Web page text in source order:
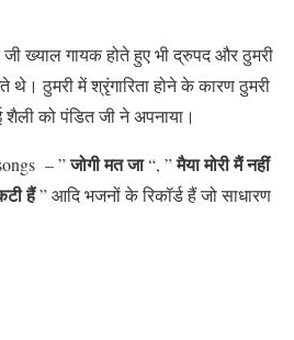
ख्याल गायक होते हुए भी द्रुपद और ठुमरी
थे। ठुमरी में श्रृंगारिता होने के कारण ठुमरी
को पंडित जी ने अपनाया।
– ”जोगी मत जा“, ”मैया मोरी मैं नहीं
हैं” आदि भजनों के रिकॉर्ड हैं जो साधारण